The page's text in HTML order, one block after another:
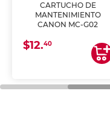
CARTUCHO DE
MANTENIMIENTO
CANON MC-G02
$12.40